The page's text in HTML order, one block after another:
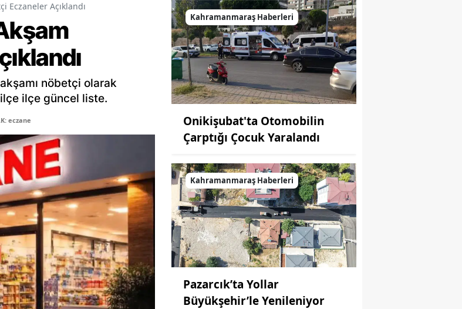
Eczaneler Açıklandı
nöbetçi olarak
ilçe güncel liste.
eczane
Kahramanmaraş Haberleri
Onikişubat'ta Otomobilin
Çarptığı Çocuk Yaralandı
Kahramanmaraş Haberleri
Pazarcık’ta Yollar
Büyükşehir’le Yenileniyor